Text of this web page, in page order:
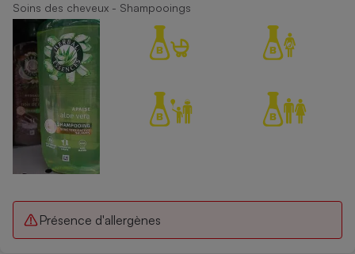
Soins des cheveux - Shampooings
Présence d'allergènes